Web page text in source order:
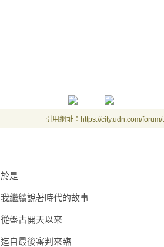
引用網址：https://city.udn.com/
於是
我繼續說著時代的故事
從盤古開天以來
迄自最後審判來臨